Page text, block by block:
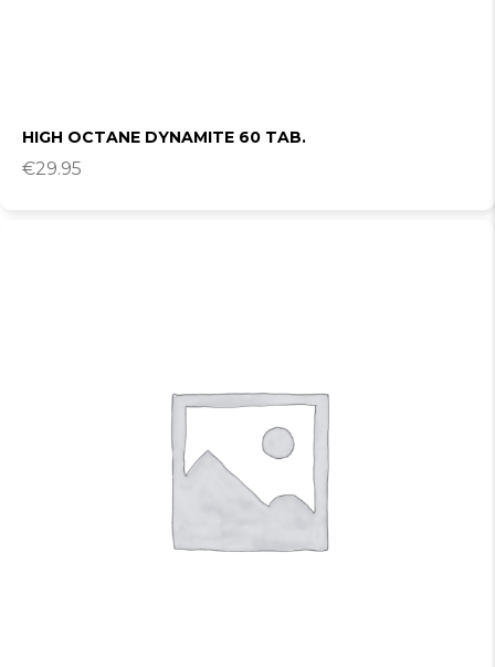
HIGH OCTANE DYNAMITE 60 TAB.
€29.95